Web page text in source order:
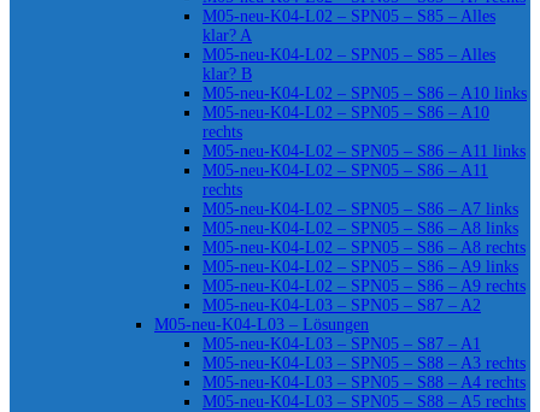
M05-neu-K04-L02 – SPN05 – S85 – Alles
klar? A
M05-neu-K04-L02 – SPN05 – S85 – Alles
klar? B
M05-neu-K04-L02 – SPN05 – S86 – A10 links
M05-neu-K04-L02 – SPN05 – S86 – A10
rechts
M05-neu-K04-L02 – SPN05 – S86 – A11 links
M05-neu-K04-L02 – SPN05 – S86 – A11
rechts
M05-neu-K04-L02 – SPN05 – S86 – A7 links
M05-neu-K04-L02 – SPN05 – S86 – A8 links
M05-neu-K04-L02 – SPN05 – S86 – A8 rechts
M05-neu-K04-L02 – SPN05 – S86 – A9 links
M05-neu-K04-L02 – SPN05 – S86 – A9 rechts
M05-neu-K04-L03 – SPN05 – S87 – A2
M05-neu-K04-L03 – Lösungen
M05-neu-K04-L03 – SPN05 – S87 – A1
M05-neu-K04-L03 – SPN05 – S88 – A3 rechts
M05-neu-K04-L03 – SPN05 – S88 – A4 rechts
M05-neu-K04-L03 – SPN05 – S88 – A5 rechts